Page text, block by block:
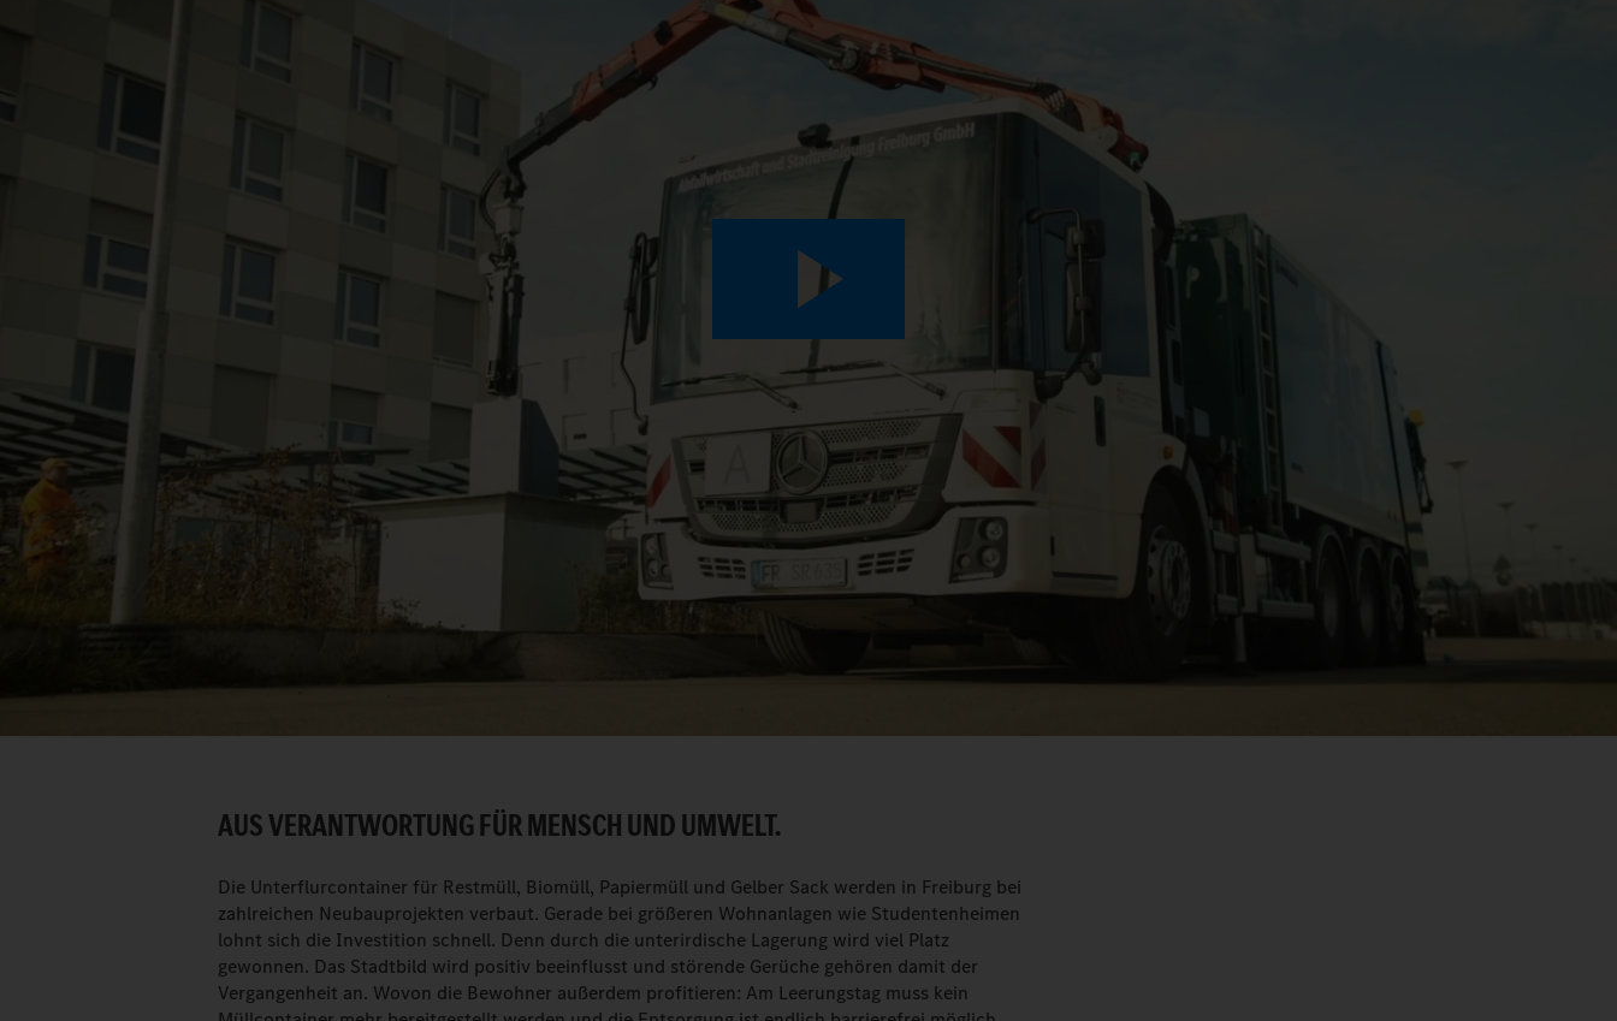
Play
Video
AUS VERANTWORTUNG FÜR MENSCH UND UMWELT.
Die Unterflurcontainer für Restmüll, Biomüll, Papiermüll und Gelber Sack werden in Freiburg bei
zahlreichen Neubauprojekten verbaut. Gerade bei größeren Wohnanlagen wie Studentenheimen
lohnt sich die Investition schnell. Denn durch die unterirdische Lagerung wird viel Platz
gewonnen. Das Stadtbild wird positiv beeinflusst und störende Gerüche gehören damit der
Vergangenheit an. Wovon die Bewohner außerdem profitieren: Am Leerungstag muss kein